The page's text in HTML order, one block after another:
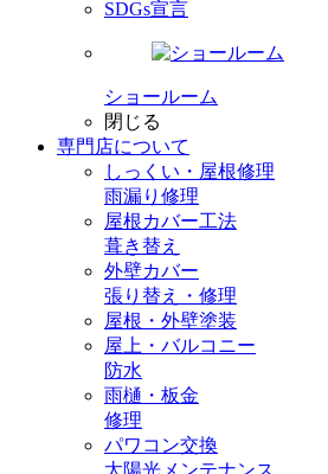
SDGs宣言
ショールーム
閉じる
専門店について
しっくい・屋根修理
雨漏り修理
屋根カバー工法
葺き替え
外壁カバー
張り替え・修理
屋根・外壁塗装
屋上・バルコニー
防水
雨樋・板金
修理
パワコン交換
太陽光メンテナンス